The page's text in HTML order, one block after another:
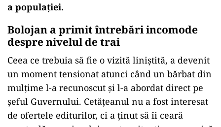
a populației.
Bolojan a primit întrebări incomode
despre nivelul de trai
Ceea ce trebuia să fie o vizită liniștită, a devenit
un moment tensionat atunci când un bărbat din
mulțime l-a recunoscut și l-a abordat direct pe
șeful Guvernului. Cetățeanul nu a fost interesat
de ofertele editurilor, ci a ținut să îi ceară